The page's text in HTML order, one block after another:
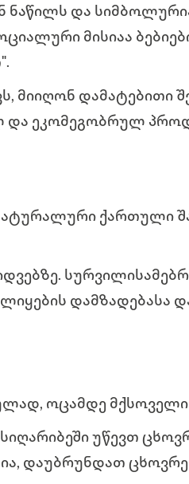
ნაწილს და
მისიაა
მიიღონ დამატებითი
და ეკომეგობრულ
ნატურალური
დამზადებასა
ოცამდე მქსოველი
უწევთ
დაუბრუნდათ